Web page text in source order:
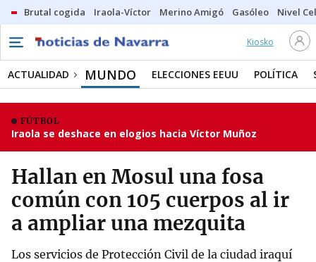
Brutal cogida Iraola-Víctor Merino Amigó Gasóleo Nivel
Kiosko
ACTUALIDAD MUNDO ELECCIONES EEUU POLÍTICA
FÚTBOL
Iraola se deshace en elogios hacia Víctor Muñoz
Hallan en Mosul una fosa
común con 105 cuerpos al ir
a ampliar una mezquita
Los servicios de Protección Civil de la ciudad iraquí